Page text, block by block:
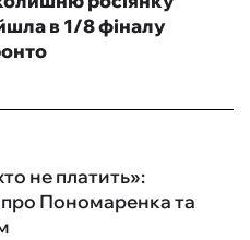
в 1/8 фіналу
не платить»:
Пономаренка та